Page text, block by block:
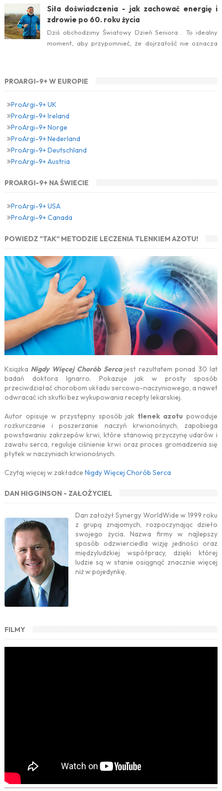
Siła doświadczenia - jak zachować energię i
zdrowie po 60. roku życia
Dziś obchodzimy Światowy Dzień Seniora . To idealny
moment, aby przypomnieć, że dojrzałość nie oznacza
PROARGI-9+ W EUROPIE
ProArgi-9+ UK
ProArgi-9+ Ireland
ProArgi-9+ Norge
ProArgi-9+ Nederland
ProArgi-9+ Deutschland
ProArgi-9+ Austria
PROARGI-9+ NA ŚWIECIE
ProArgi-9+ USA
ProArgi-9+ Canada
POWIEDZ "TAK" METODZIE LECZENIA TLENKIEM AZOTU!
Książka Nigdy Więcej Chorób Sercajest rezultatem ponad 30 lat
badań doktora Ignarro. Pokazuje jak w prosty sposób
przeciwdziałać chorobom układu sercowo-naczyniowego, a nawet
odwracać ich skutki bez wykupowania recepty lekarskiej.
Autor opisuje w przystępny sposób jak tlenek azotu powoduje
rozkurczanie i poszerzanie naczyń krwionośnych, zapobiega
powstawaniu zakrzepów krwi, które stanowią przyczynę udarów i
zawału serca, reguluje ciśnienie krwi oraz proces gromadzenia się
płytek w naczyniach krwionośnych.
Czytaj więcej w zakładce Nigdy Więcej Chorób Serca
DAN HIGGINSON - ZAŁOŻYCIEL
Dan założył Synergy WorldWide w 1999 roku
z grupą znajomych, rozpoczynając dzieło
swojego życia. Nazwa firmy w najlepszy
sposób odzwierciedla wizję jedności oraz
międzyludzkiej współpracy, dzięki której
ludzie są w stanie osiągnąć znacznie więcej
niż w pojedynkę.
FILMY